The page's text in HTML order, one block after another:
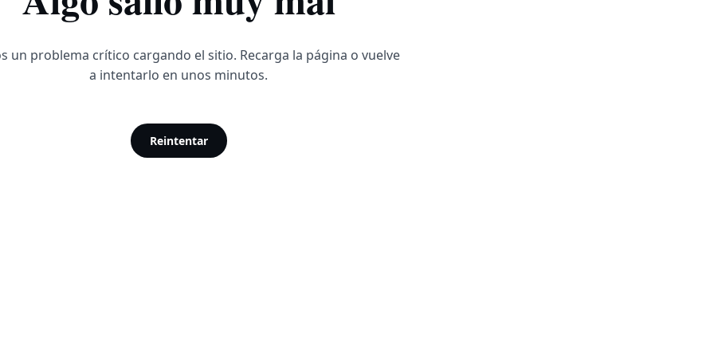
un problema crítico cargando el sitio. Recarga la página o vuelve
a intentarlo en unos minutos.
Reintentar